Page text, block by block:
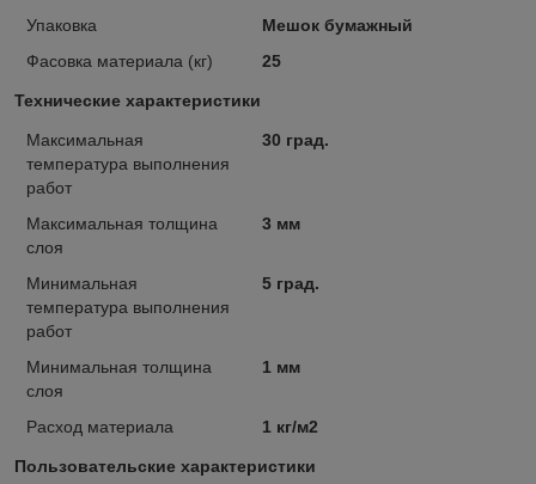
Упаковка
Мешок бумажный
Фасовка материала (кг)
25
Технические характеристики
Максимальная
температура выполнения
работ
30 град.
Максимальная толщина
слоя
3 мм
Минимальная
температура выполнения
работ
5 град.
Минимальная толщина
слоя
1 мм
Расход материала 1 кг/м2
Пользовательские характеристики